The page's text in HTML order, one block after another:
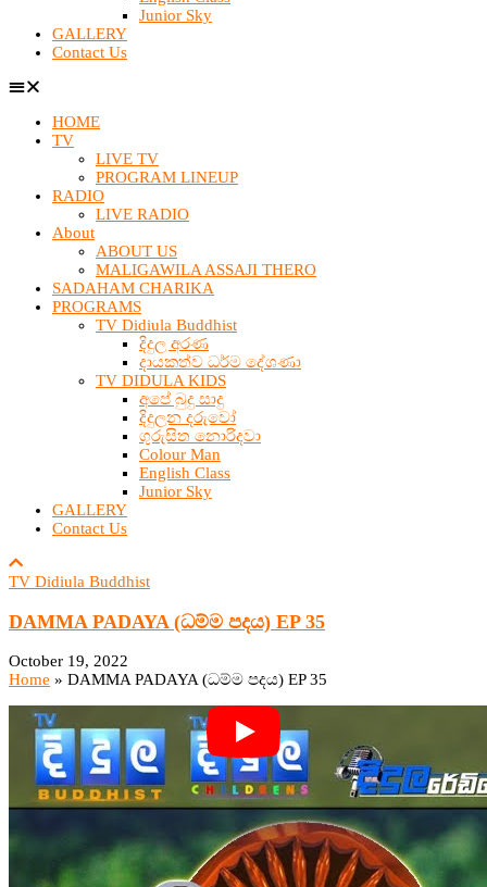
Junior Sky
GALLERY
Contact Us
HOME
TV
LIVE TV
PROGRAM LINEUP
RADIO
LIVE RADIO
About
ABOUT US
MALIGAWILA ASSAJI THERO
SADAHAM CHARIKA
PROGRAMS
TV Didiula Buddhist
දිදුල අරණ
දායකත්ව ධර්ම දේශණා
TV DIDULA KIDS
අපේ බුදු සාදු
දිදුලන දරුවෝ
ගුරුසිත නොරිදවා
Colour Man
English Class
Junior Sky
GALLERY
Contact Us
TV Didiula Buddhist
DAMMA PADAYA (ධම්ම පදය) EP 35
October 19, 2022
Home » DAMMA PADAYA (ධම්ම පදය) EP 35